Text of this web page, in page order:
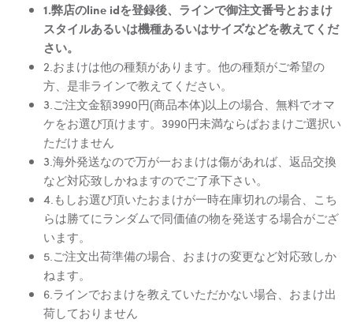
1.弊店のline idを登録後、ラインで御注文番号とおまけ
スタイルあるいは機種あるいはサイズなどを教えてくだ
さい。
2.おまけは他の種類があります。他の種類がご希望の
方、是非ラインで教えてください。
3.ご注文金額3990円(商品本体)以上の場合、無料でオマ
ケをお選び頂けます。3990円未満ならばおまけご選択い
ただけません
3.海外発送なので万が一おまけは傷があれば、返品交換
など対応致しかねますのでご了承下さい。
4.もしお選び頂いたおまけが一時在庫切れの場合、こち
らは勝てにランダムで同価値の物を発送する場合がござ
います。
5.ご注文出荷準備の場合、おまけの変更など対応致しか
ねます。
6.ラインでおまけを教えていただかない場合、おまけ出
荷しておりません